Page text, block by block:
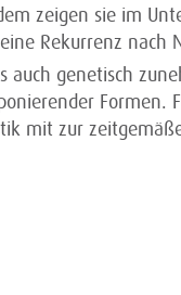
zeigen sie im
Rekurrenz nach
auch genetisch
Formen.
mit zur